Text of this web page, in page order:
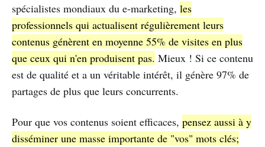
spécialistes mondiaux du e-marketing, les
professionnels qui actualisent régulièrement leurs
contenus génèrent en moyenne 55% de visites en plus
que ceux qui n'en produisent pas. Mieux ! Si ce contenu
est de qualité et a un véritable intérêt, il génère 97% de
partages de plus que leurs concurrents.
Pour que vos contenus soient efficaces, pensez aussi à y
disséminer une masse importante de "vos" mots clés;